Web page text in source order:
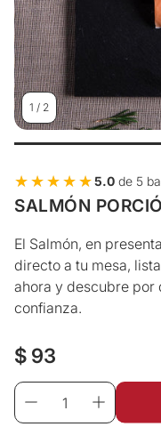
1 / 2
★★★★★
★★★★★5.0 de 5
SALMÓN
El Salmón, en
directo a tu mesa,
ahora y descubre por
confianza.
Precio
regular
$ 93